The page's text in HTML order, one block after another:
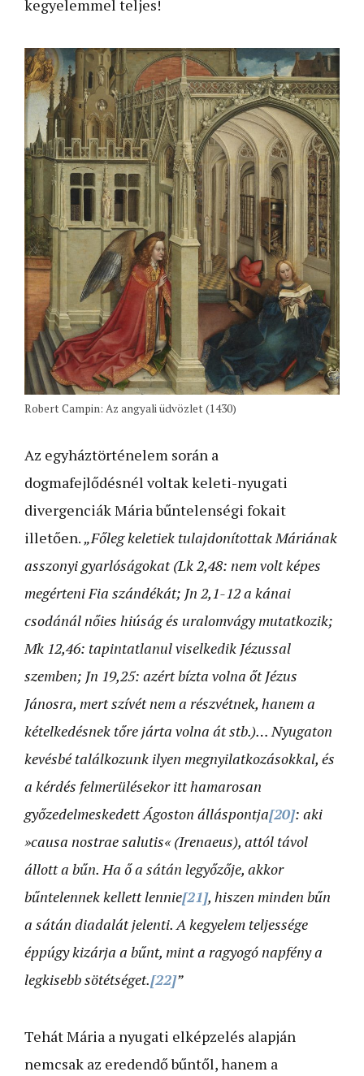
kegyelemmel teljes!
Robert Campin: Az angyali üdvözlet (1430)
Az egyháztörténelem során a
dogmafejlődésnél voltak keleti-nyugati
divergenciák Mária bűntelenségi fokait
illetően. „Főleg keletiek tulajdonítottak Máriának
asszonyi gyarlóságokat (Lk 2,48: nem volt képes
megérteni Fia szándékát; Jn 2,1-12 a kánai
csodánál nőies hiúság és uralomvágy mutatkozik;
Mk 12,46: tapintatlanul viselkedik Jézussal
szemben; Jn 19,25: azért bízta volna őt Jézus
Jánosra, mert szívét nem a részvétnek, hanem a
kételkedésnek tőre járta volna át stb.)… Nyugaton
kevésbé találkozunk ilyen megnyilatkozásokkal, és
a kérdés felmerülésekor itt hamarosan
győzedelmeskedett Ágoston álláspontja[20]: aki
»causa nostrae salutis« (Irenaeus), attól távol
állott a bűn. Ha ő a sátán legyőzője, akkor
bűntelennek kellett lennie[21], hiszen minden bűn
a sátán diadalát jelenti. A kegyelem teljessége
éppúgy kizárja a bűnt, mint a ragyogó napfény a
legkisebb sötétséget.[22]”
Tehát Mária a nyugati elképzelés alapján
nemcsak az eredendő bűntől, hanem a